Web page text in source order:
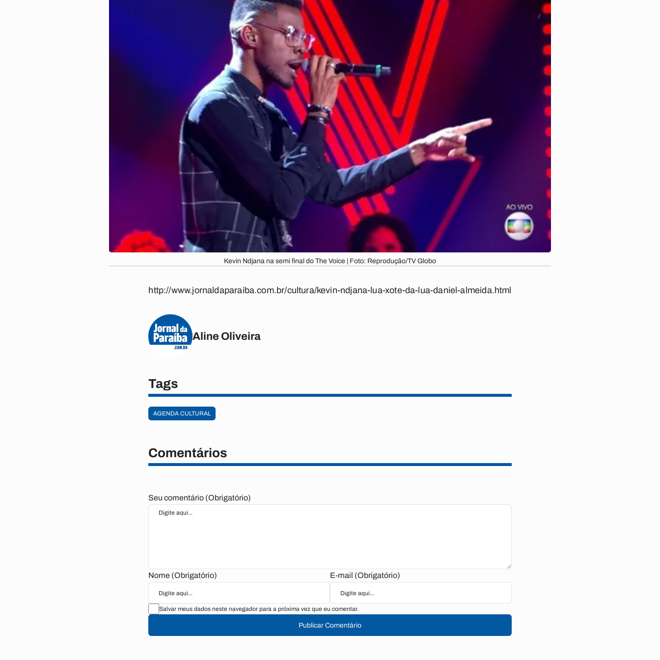
Kevin Ndjana na semi final do The Voice | Foto: Reprodução/TV Globo
http://www.jornaldaparaiba.com.br/cultura/kevin-ndjana-lua-xote-da-lua-daniel-almeida.html
Aline Oliveira
Tags
AGENDA CULTURAL
Comentários
Seu comentário (Obrigatório)
Nome (Obrigatório) E-mail (Obrigatório)
Salvar meus dados neste navegador para a próxima vez que eu comentar.
Publicar Comentário